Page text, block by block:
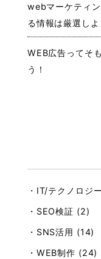
webマーケティ
る情報は厳選しよ
WEB広告ってそ
う！
・IT/テクノロジ
・SEO検証 (2)
・SNS活用 (14)
・WEB制作 (24)